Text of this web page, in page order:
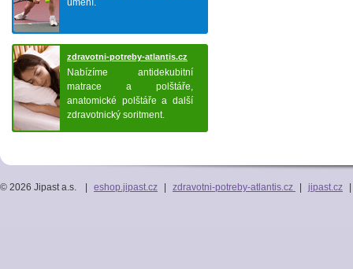
umění.
zdravotni-potreby-atlantis.cz
Nabízíme antidekubitní
matrace a polštáře,
anatomické polštáře a další
zdravotnický soritment.
eshop.jipast.cz zdravotni-potreby-atlantis.cz jipast.cz
© 2026 Jipast a.s.